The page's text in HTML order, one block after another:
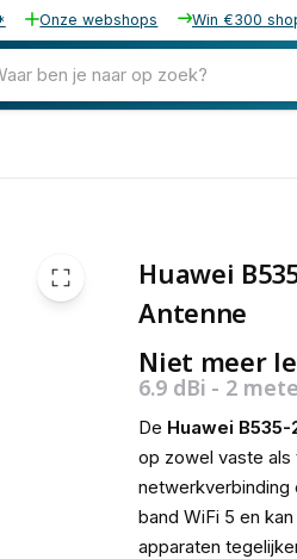
Onze webshops Win €300
ben je naar op zoek?
Huawei
Antenne
Niet meer
6.9 dBi - 2
De Huawei B535-
op zowel vaste
netwerkverbinding
band WiFi 5 en
apparaten